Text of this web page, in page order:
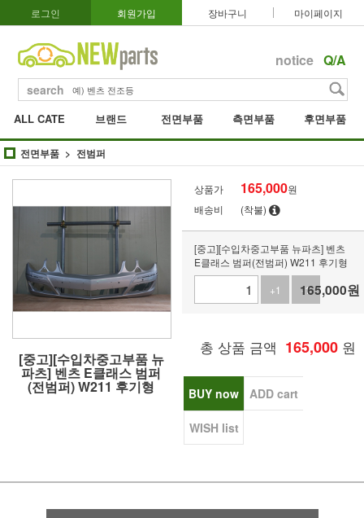
로그인 회원가입 장바구니 마이페이지
notice Q/A
search
ALL CATE 브랜드 전면부품 측면부품 후면부품
전면부품 전범퍼
[중고][수입차중고부품 뉴
파츠] 벤츠 E클래스 범퍼
(전범퍼) W211 후기형
상품가 165,000원
배송비
(착불)
[중고][수입차중고부품 뉴파츠] 벤츠
E클래스 범퍼(전범퍼) W211 후기형
+1
-1
165,000원
총 상품 금액 165,000 원
BUY now ADD cart
WISH list